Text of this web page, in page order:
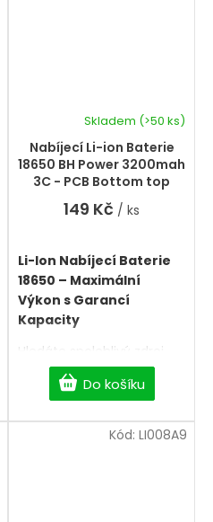
Nabíjecí Li-ion Baterie
18650 BH Power 3200mah
3C - PCB Bottom top
hodnocení
produktu
Skladem (>50 ks)
149 Kč / ks
Do košíku
Li-Ion Nabíjecí Baterie
18650 – Maximální
Výkon s Garancí
Kapacity
Hledáte spolehlivý zdroj
energie pro svou čelovku,
e-cigaretu, powerbanku
nebo aku nářadí? Naše
nabíjecí baterie typu Li-
poskytují
Kód: LI008A9